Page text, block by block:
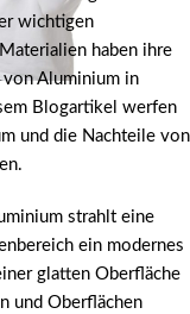
wichtigen
haben ihre
von Aluminium in
Blogartikel werfen
und die Nachteile von
strahlt eine
ein modernes
glatten Oberfläche
und Oberflächen